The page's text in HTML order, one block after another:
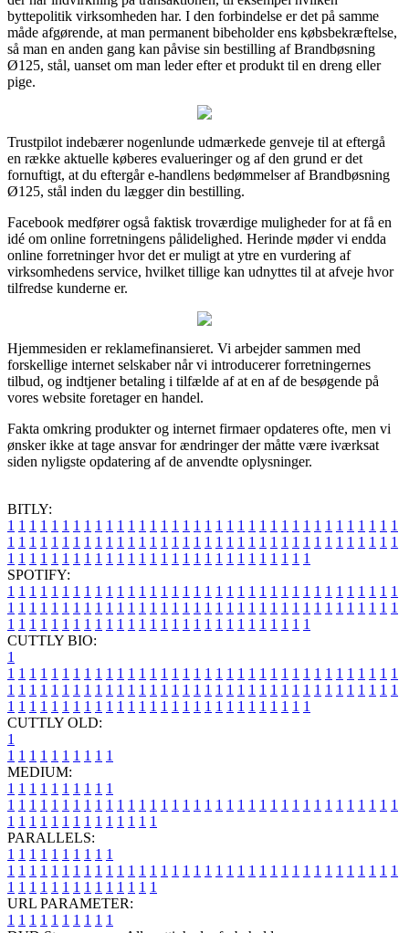
byttepolitik virksomheden har. I den forbindelse er det på samme
måde afgørende, at man permanent bibeholder ens købsbekræftelse,
så man en anden gang kan påvise sin bestilling af Brandbøsning
Ø125, stål, uanset om man leder efter et produkt til en dreng eller
pige.
Trustpilot indebærer nogenlunde udmærkede genveje til at eftergå
en række aktuelle køberes evalueringer og af den grund er det
fornuftigt, at du eftergår e-handlens bedømmelser af Brandbøsning
Ø125, stål inden du lægger din bestilling.
Facebook medfører også faktisk troværdige muligheder for at få en
idé om online forretningens pålidelighed. Herinde møder vi endda
online forretninger hvor det er muligt at ytre en vurdering af
virksomhedens service, hvilket tillige kan udnyttes til at afveje hvor
tilfredse kunderne er.
Hjemmesiden er reklamefinansieret. Vi arbejder sammen med
forskellige internet selskaber når vi introducerer forretningernes
tilbud, og indtjener betaling i tilfælde af at en af de besøgende på
vores website foretager en handel.
Fakta omkring produkter og internet firmaer opdateres ofte, men vi
ønsker ikke at tage ansvar for ændringer der måtte være iværksat
siden nyligste opdatering af de anvendte oplysninger.
BITLY:
1 1 1 1 1 1 1 1 1 1 1 1 1 1 1 1 1 1 1 1 1 1 1 1 1 1 1 1 1 1 1 1 1 1 1 1
1 1 1 1 1 1 1 1 1 1 1 1 1 1 1 1 1 1 1 1 1 1 1 1 1 1 1 1 1 1 1 1 1 1 1 1
1 1 1 1 1 1 1 1 1 1 1 1 1 1 1 1 1 1 1 1 1 1 1 1 1 1 1 1
SPOTIFY:
1 1 1 1 1 1 1 1 1 1 1 1 1 1 1 1 1 1 1 1 1 1 1 1 1 1 1 1 1 1 1 1 1 1 1 1
1 1 1 1 1 1 1 1 1 1 1 1 1 1 1 1 1 1 1 1 1 1 1 1 1 1 1 1 1 1 1 1 1 1 1 1
1 1 1 1 1 1 1 1 1 1 1 1 1 1 1 1 1 1 1 1 1 1 1 1 1 1 1 1
CUTTLY BIO:
1
1 1 1 1 1 1 1 1 1 1 1 1 1 1 1 1 1 1 1 1 1 1 1 1 1 1 1 1 1 1 1 1 1 1 1 1
1 1 1 1 1 1 1 1 1 1 1 1 1 1 1 1 1 1 1 1 1 1 1 1 1 1 1 1 1 1 1 1 1 1 1 1
1 1 1 1 1 1 1 1 1 1 1 1 1 1 1 1 1 1 1 1 1 1 1 1 1 1 1 1
CUTTLY OLD:
1
1 1 1 1 1 1 1 1 1 1
MEDIUM:
1 1 1 1 1 1 1 1 1 1
1 1 1 1 1 1 1 1 1 1 1 1 1 1 1 1 1 1 1 1 1 1 1 1 1 1 1 1 1 1 1 1 1 1 1 1
1 1 1 1 1 1 1 1 1 1 1 1 1 1
PARALLELS:
1 1 1 1 1 1 1 1 1 1
1 1 1 1 1 1 1 1 1 1 1 1 1 1 1 1 1 1 1 1 1 1 1 1 1 1 1 1 1 1 1 1 1 1 1 1
1 1 1 1 1 1 1 1 1 1 1 1 1 1
URL PARAMETER:
1 1 1 1 1 1 1 1 1 1